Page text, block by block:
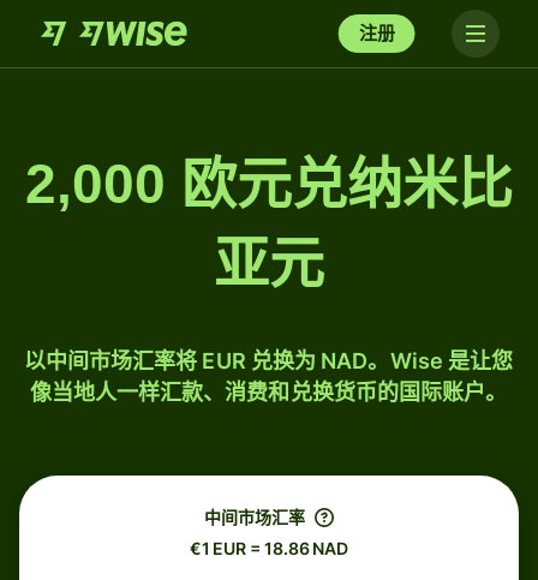
注册
2,000 欧元兑纳米比
亚元
以中间市场汇率将 EUR 兑换为 NAD。Wise 是让您
像当地人一样汇款、消费和兑换货币的国际账户。
中间市场汇率
€1 EUR = 18.86 NAD